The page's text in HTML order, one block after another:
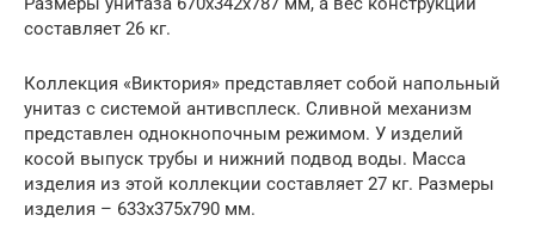
составляет 26 кг.
Коллекция «Виктория» представляет собой напольный
унитаз с системой антивсплеск. Сливной механизм
представлен однокнопочным режимом. У изделий
косой выпуск трубы и нижний подвод воды. Масса
изделия из этой коллекции составляет 27 кг. Размеры
изделия – 633х375х790 мм.